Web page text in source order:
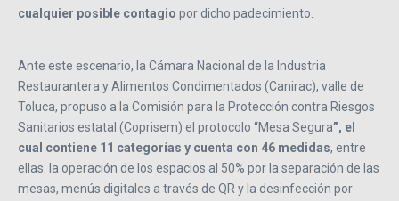
cualquier posible contagio por dicho padecimiento.
Ante este escenario, la Cámara Nacional de la Industria
Restaurantera y Alimentos Condimentados (Canirac), valle de
Toluca, propuso a la Comisión para la Protección contra Riesgos
Sanitarios estatal (Coprisem) el protocolo “Mesa Segura”, el
cual contiene 11 categorías y cuenta con 46 medidas, entre
ellas: la operación de los espacios al 50% por la separación de las
mesas, menús digitales a través de QR y la desinfección por